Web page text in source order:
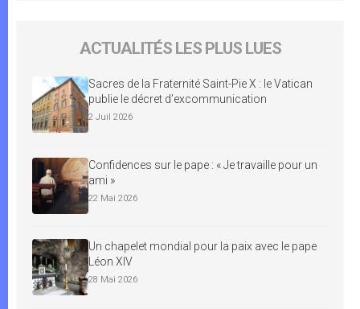
ACTUALITÉS LES PLUS LUES
Sacres de la Fraternité Saint-Pie X : le Vatican
publie le décret d’excommunication
2 Juil 2026
Confidences sur le pape : « Je travaille pour un
ami »
22 Mai 2026
Un chapelet mondial pour la paix avec le pape
Léon XIV
28 Mai 2026